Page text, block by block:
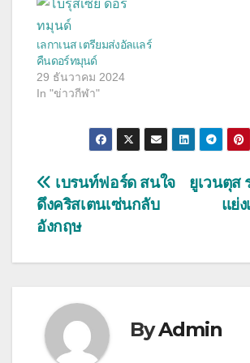
เลกาเนส เตรียมส่งอัลแลร์
คืนดอร์ทมุนด์
29 ธันวาคม 2024
In "ข่าวกีฬา"
แนะแนว
เรื่อง
ยูเวนตุส
แย่
เบรนท์ฟอร์ด สนใจ
ดึงคริสเตนเซ่นกลับ
อังกฤษ
ByAdmin